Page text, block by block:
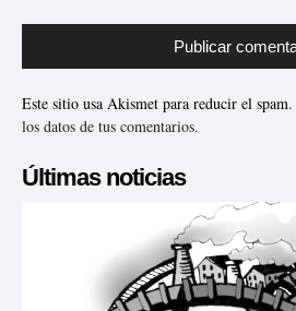
Este sitio usa Akismet para reducir el spam.
los datos de tus comentarios.
Últimas noticias